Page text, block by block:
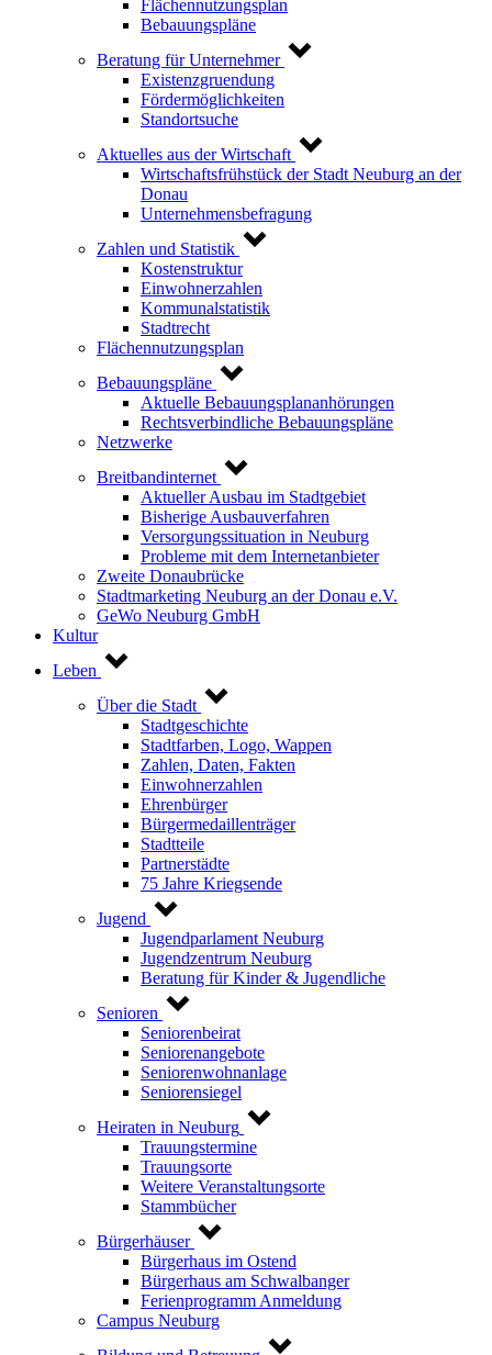
Flächennutzungsplan
Bebauungspläne
Beratung für Unternehmer
Existenzgruendung
Fördermöglichkeiten
Standortsuche
Aktuelles aus der Wirtschaft
Wirtschaftsfrühstück der Stadt Neuburg an der
Donau
Unternehmensbefragung
Zahlen und Statistik
Kostenstruktur
Einwohnerzahlen
Kommunalstatistik
Stadtrecht
Flächennutzungsplan
Bebauungspläne
Aktuelle Bebauungsplananhörungen
Rechtsverbindliche Bebauungspläne
Netzwerke
Breitbandinternet
Aktueller Ausbau im Stadtgebiet
Bisherige Ausbauverfahren
Versorgungssituation in Neuburg
Probleme mit dem Internetanbieter
Zweite Donaubrücke
Stadtmarketing Neuburg an der Donau e.V.
GeWo Neuburg GmbH
Kultur
Leben
Über die Stadt
Stadtgeschichte
Stadtfarben, Logo, Wappen
Zahlen, Daten, Fakten
Einwohnerzahlen
Ehrenbürger
Bürgermedaillenträger
Stadtteile
Partnerstädte
75 Jahre Kriegsende
Jugend
Jugendparlament Neuburg
Jugendzentrum Neuburg
Beratung für Kinder & Jugendliche
Senioren
Seniorenbeirat
Seniorenangebote
Seniorenwohnanlage
Seniorensiegel
Heiraten in Neuburg
Trauungstermine
Trauungsorte
Weitere Veranstaltungsorte
Stammbücher
Bürgerhäuser
Bürgerhaus im Ostend
Bürgerhaus am Schwalbanger
Ferienprogramm Anmeldung
Campus Neuburg